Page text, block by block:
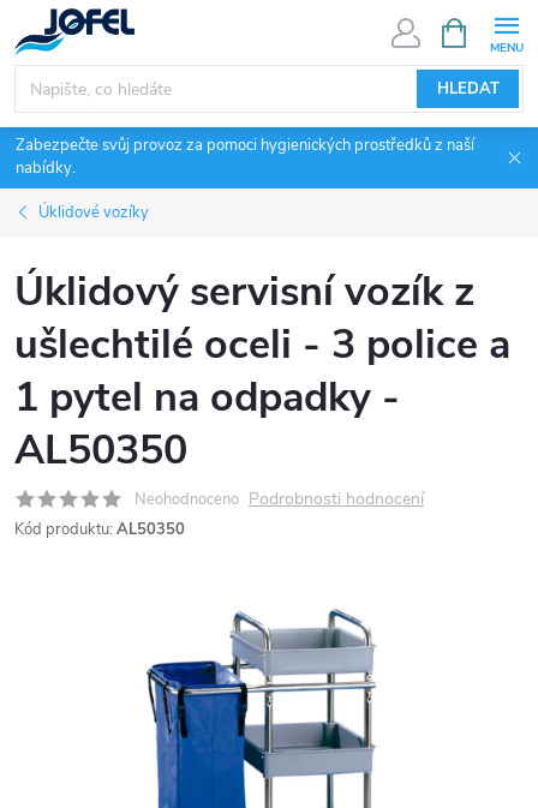
na
obsah
HLEDAT
NÁKUPNÍ
KOŠÍK
Zabezpečte svůj provoz za pomoci hygienických prostředků z naší
nabídky.
Úklidové vozíky
Úklidový servisní vozík z
ušlechtilé oceli - 3 police a
1 pytel na odpadky -
AL50350
Neohodnoceno Podrobnosti hodnocení
Kód produktu: AL50350